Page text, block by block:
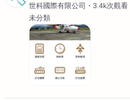
世科國際有限公司 3.4k次觀看
未分類